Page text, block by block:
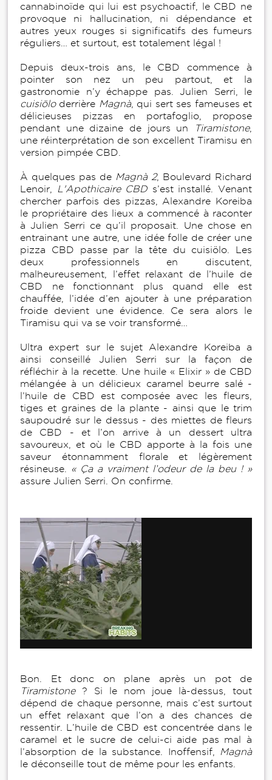
cannabinoïde qui lui est psychoactif, le CBD ne
provoque ni hallucination, ni dépendance et
autres yeux rouges si significatifs des fumeurs
réguliers… et surtout, est totalement légal !
Depuis deux-trois ans, le CBD commence à
pointer son nez un peu partout, et la
gastronomie n’y échappe pas. Julien Serri, le
cuisiölo derrière Magnà, qui sert ses fameuses et
délicieuses pizzas en portafoglio, propose
pendant une dizaine de jours un
Tiramistone,
une réinterprétation de son excellent Tiramisu en
version pimpée CBD.
À quelques pas de Magnà2, Boulevard Richard
Lenoir,
L'Apothicaire CBD s’est installé. Venant
chercher parfois des pizzas, Alexandre Koreiba
le propriétaire des lieux a commencé à raconter
à Julien Serri ce qu’il proposait. Une chose en
entrainant une autre, une idée folle de créer une
pizza CBD passe par la tête du cuisiölo. Les
deux professionnels en discutent,
malheureusement, l’effet relaxant de l’huile de
CBD ne fonctionnant plus quand elle est
chauffée, l’idée d’en ajouter à une préparation
froide devient une évidence. Ce sera alors le
Tiramisu qui va se voir transformé…
Ultra expert sur le sujet Alexandre Koreiba a
ainsi conseillé Julien Serri sur la façon de
réfléchir à la recette. Une huile « Elixir » de CBD
mélangée à un délicieux caramel beurre salé -
l’huile de CBD est composée avec les fleurs,
tiges et graines de la plante - ainsi que le trim
saupoudré sur le dessus - des miettes de fleurs
de CBD - et l’on arrive à un dessert ultra
savoureux, et où le CBD apporte à la fois une
saveur étonnamment florale et légèrement
résineuse.
« Ça a vraiment l’odeur de la beu ! »
assure Julien Serri. On confirme.
Bon. Et donc on plane après un pot de
Tiramistone? Si le nom joue là-dessus, tout
dépend de chaque personne, mais c’est surtout
un effet relaxant que l’on a des chances de
ressentir. L’huile de CBD est concentrée dans le
caramel et le sucre de celui-ci aide pas mal à
l’absorption de la substance. Inoffensif,
Magnà
le déconseille tout de même pour les enfants.